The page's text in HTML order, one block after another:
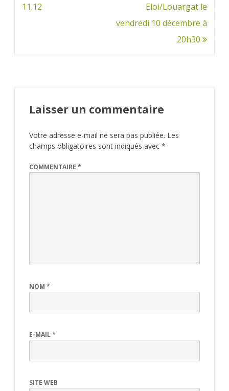
l’article
11.12
Eloi/Louargat le
vendredi 10 décembre à
20h30
Laisser un commentaire
Votre adresse e-mail ne sera pas publiée. Les
champs obligatoires sont indiqués avec *
COMMENTAIRE *
NOM *
E-MAIL*
SITE WEB